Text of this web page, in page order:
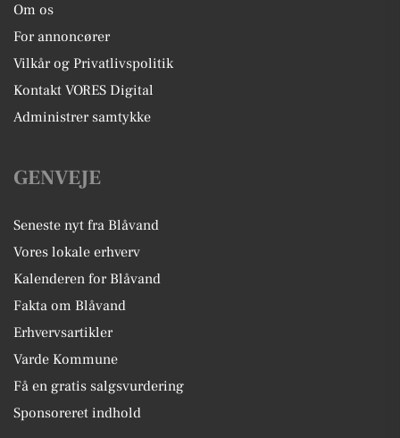
Om os
For annoncører
Vilkår og Privatlivspolitik
Kontakt VORES Digital
Administrer samtykke
GENVEJE
Seneste nyt fra Blåvand
Vores lokale erhverv
Kalenderen for Blåvand
Fakta om Blåvand
Erhvervsartikler
Varde Kommune
Få en gratis salgsvurdering
Sponsoreret indhold